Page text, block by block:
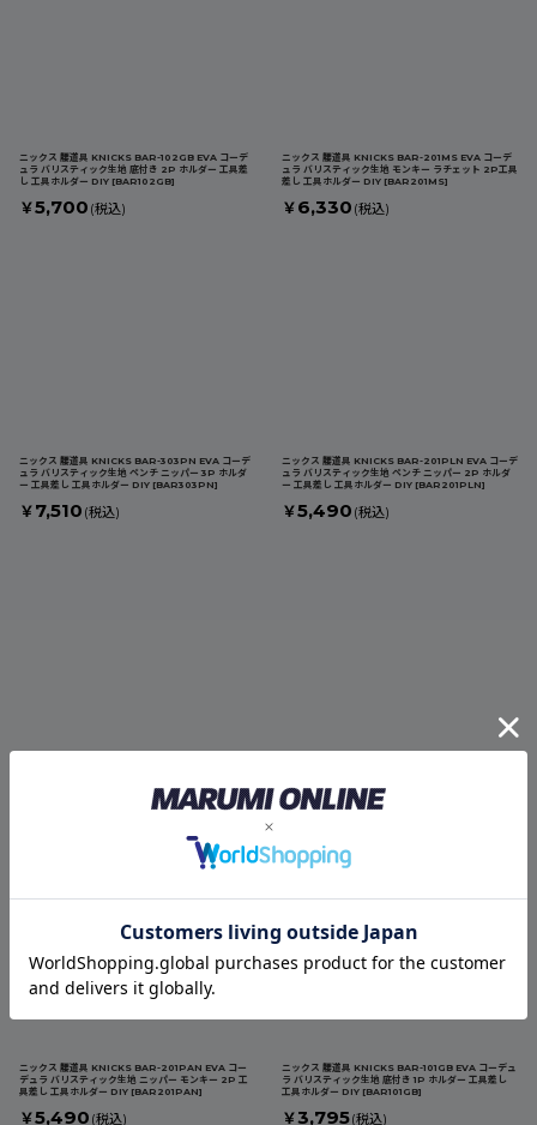
ニックス 腰道具 KNICKS BAR-102GB EVA コーデ
ュラ バリスティック生地 底付き 2P ホルダー 工具差
し 工具ホルダー DIY [BAR102GB]
￥5,700 (税込)
ニックス 腰道具 KNICKS BAR-201MS EVA コーデ
ュラ バリスティック生地 モンキー ラチェット 2P工具
差し 工具ホルダー DIY [BAR201MS]
￥ 6,330 (税込)
ニックス 腰道具 KNICKS BAR-303PN EVA コーデ
ュラ バリスティック生地 ペンチ ニッパー 3P ホルダ
ー 工具差し 工具ホルダー DIY [BAR303PN]
￥ 7,510 (税込)
ニックス 腰道具 KNICKS BAR-201PLN EVA コーデ
ュラ バリスティック生地 ペンチ ニッパー 2P ホルダ
ー 工具差し 工具ホルダー DIY [BAR201PLN]
￥5,490 (税込)
具差し 工具ホルダー DIY
￥6,760
ニックス 腰道具 KNICKS BAR-201PAN EVA コー
デュラ バリスティック生地 ニッパー モンキー 2P 工
具差し 工具ホルダー DIY [BAR201PAN]
￥5,490 (税込)
ニックス 腰道具 KNICKS BAR-101GB EVA コーデュ
ラ バリスティック生地 底付き 1P ホルダー 工具差し
工具ホルダー DIY [BAR101GB]
￥3,795(税込)